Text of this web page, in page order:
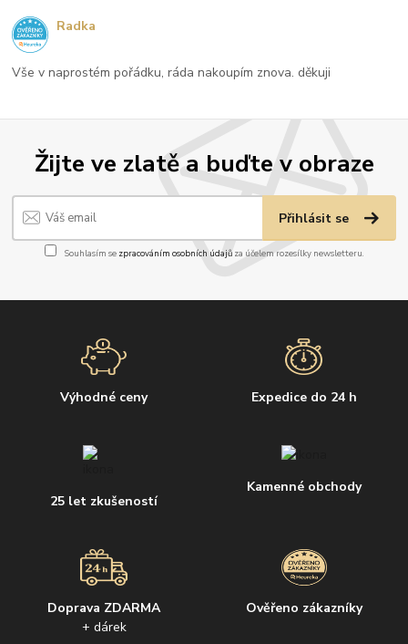
Žijte ve zlatě a buďte v obraze
Přihlásit se
Souhlasím se zpracováním osobních údajůza účelem rozesílky newsletteru.
Výhodné ceny Expedice do 24 h
25 let zkušeností
Kamenné obchody
Doprava ZDARMA
+ dárek
Ověřeno zákazníky
Vše v naprostém pořádku, ráda nakoupím znova. děkuji
Radka